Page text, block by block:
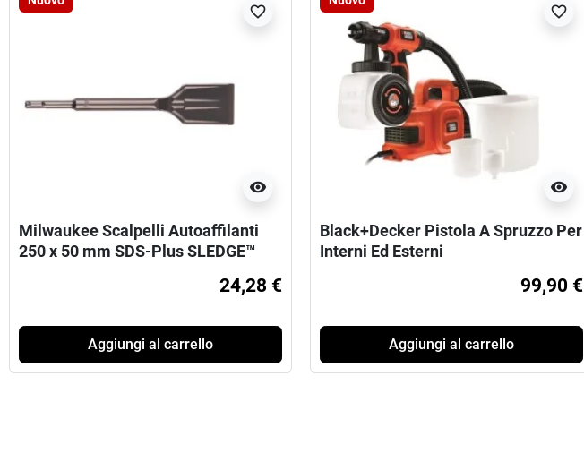
visibility
favorite_border
Milwaukee Scalpelli Autoaffilanti
250 x 50 mm SDS-Plus SLEDGE™
24,28 €
Aggiungi al carrello
visibility
favorite_border
Black+Decker Pistola A Spruzzo Per
Interni Ed Esterni
99,90 €
Aggiungi al carrello